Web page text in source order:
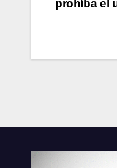
de
prohíba el